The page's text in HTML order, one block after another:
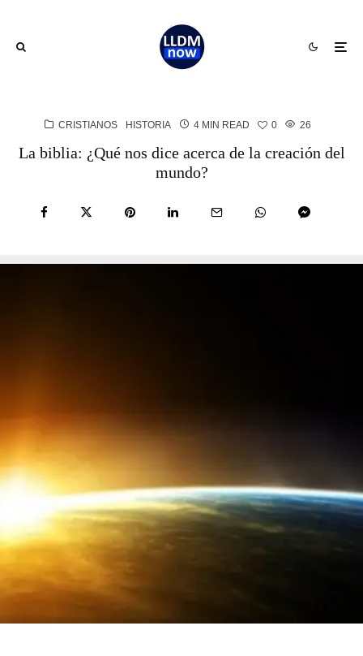
CRISTIANOS HISTORIA 4 MIN READ 0 26
La biblia: ¿Qué nos dice acerca de la creación del
mundo?